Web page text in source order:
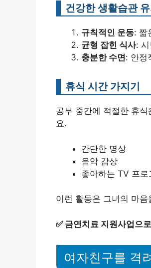
건강한 생활습관
규칙적인 운동: 짧
균형 잡힌 식사:
충분한 수면: 안정
휴식 시간 가지기
공부 중간에 적절한 휴
요.
간단한 명상
음악 감상
좋아하는 TV 프로
이런 활동은 그녀의 마
✅ 금연치료 지원사업으
여자친구를 격